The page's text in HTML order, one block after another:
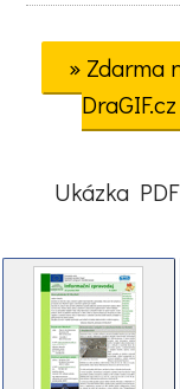
» Zdarma
Ukázka